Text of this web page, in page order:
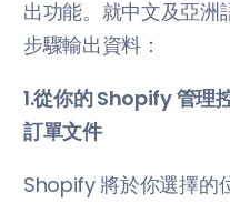
出功能。就中文及亞洲
步驟輸出資料：
1.從你的 Shopify 管理
訂單文件
Shopify 將於你選擇的